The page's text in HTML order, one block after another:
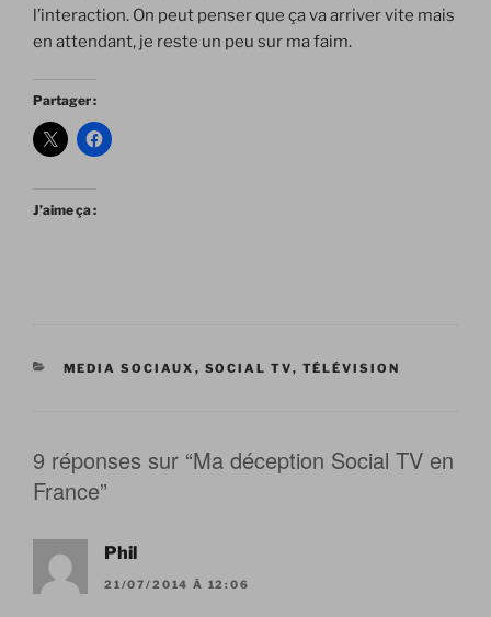
l’interaction. On peut penser que ça va arriver vite mais
en attendant, je reste un peu sur ma faim.
Partager :
J’aime ça :
CATÉGORIES
MEDIA SOCIAUX , SOCIAL TV, TÉLÉVISION
9 réponses sur “Ma déception Social TV en
France”
Phil
21/07/2014 À 12:06